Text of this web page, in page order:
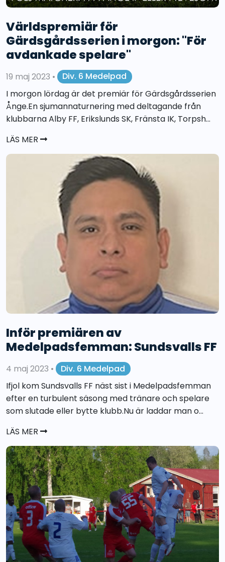
Världspremiär för
Gärdsgårdsserien i morgon: "För
avdankade spelare"
19 maj 2023 •
Div. 6 Medelpad
I morgon lördag är det premiär för Gärdsgårdsserien
Ånge.En sjumannaturnering med deltagande från
klubbarna Alby FF, Erikslunds SK, Fränsta IK, Torpsh...
LÄS MER
Inför premiären av
Medelpadsfemman: Sundsvalls FF
4 maj 2023 •
Div. 6 Medelpad
Ifjol kom Sundsvalls FF näst sist i Medelpadsfemman
efter en turbulent säsong med tränare och spelare
som slutade eller bytte klubb.Nu är laddar man o...
LÄS MER